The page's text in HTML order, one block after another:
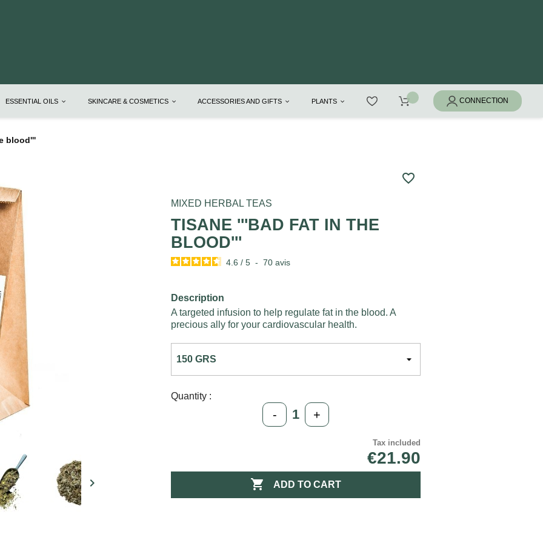
ESSENTIAL OILS SKINCARE & COSMETICS ACCESSORIES AND GIFTS PLANTS
blood'''

favorite_border
MIXED HERBAL TEAS
TISANE '''BAD FAT IN THE
BLOOD'''
4.6 / 5 - 70avis
Description
A targeted infusion to help regulate fat in the blood. A
precious ally for your cardiovascular health.
Quantity :
- +
Tax included
€21.90
 ADD TO CART